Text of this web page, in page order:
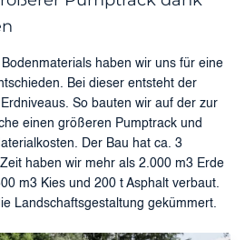
haben wir uns für eine
Bei dieser entsteht der
So bauten wir auf der zur
einen größeren Pumptrack und
Der Bau hat ca. 3
haben wir mehr als 2.000 m3 Erde
m3 Kies und 200 t Asphalt verbaut.
Landschaftsgestaltung gekümmert.